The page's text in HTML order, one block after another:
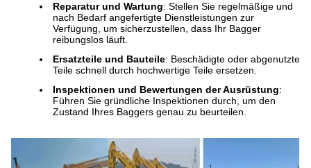
Reparatur und Wartung: Stellen Sie regelmäßige und
nach Bedarf angefertigte Dienstleistungen zur
Verfügung, um sicherzustellen, dass Ihr Bagger
reibungslos läuft.
Ersatzteile und Bauteile: Beschädigte oder abgenutzte
Teile schnell durch hochwertige Teile ersetzen.
Inspektionen und Bewertungen der Ausrüstung:
Führen Sie gründliche Inspektionen durch, um den
Zustand Ihres Baggers genau zu beurteilen.